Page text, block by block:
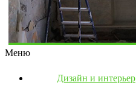
Меню
Дизайн и интерьер